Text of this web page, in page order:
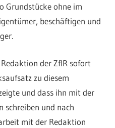
Grundstücke ohne im
beschäftigen und
der ZfIR sofort
zu diesem
und dass ihn mit der
schreiben und nach
mit der Redaktion